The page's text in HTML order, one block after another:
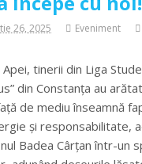
26, 2025 Eveniment
tinerii din Liga
din Constanța au
de mediu înseamnă
și responsabilitate,
Badea Cârțan într-un